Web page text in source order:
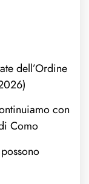
dell’Ordine
con
Como